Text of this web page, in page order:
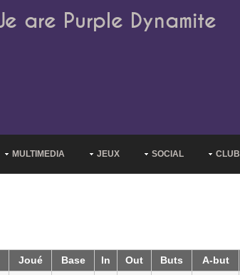
are Purple Dynamite
MULTIMEDIA JEUX SOCIAL CLUB
Joué Base In Out Buts A-but